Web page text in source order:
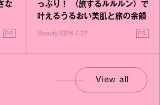
な
PR
っぷり！ 〈旅するルルルン〉で
叶えるうるおい美肌と旅の余韻
Beauty2026.7.22 PR
View all